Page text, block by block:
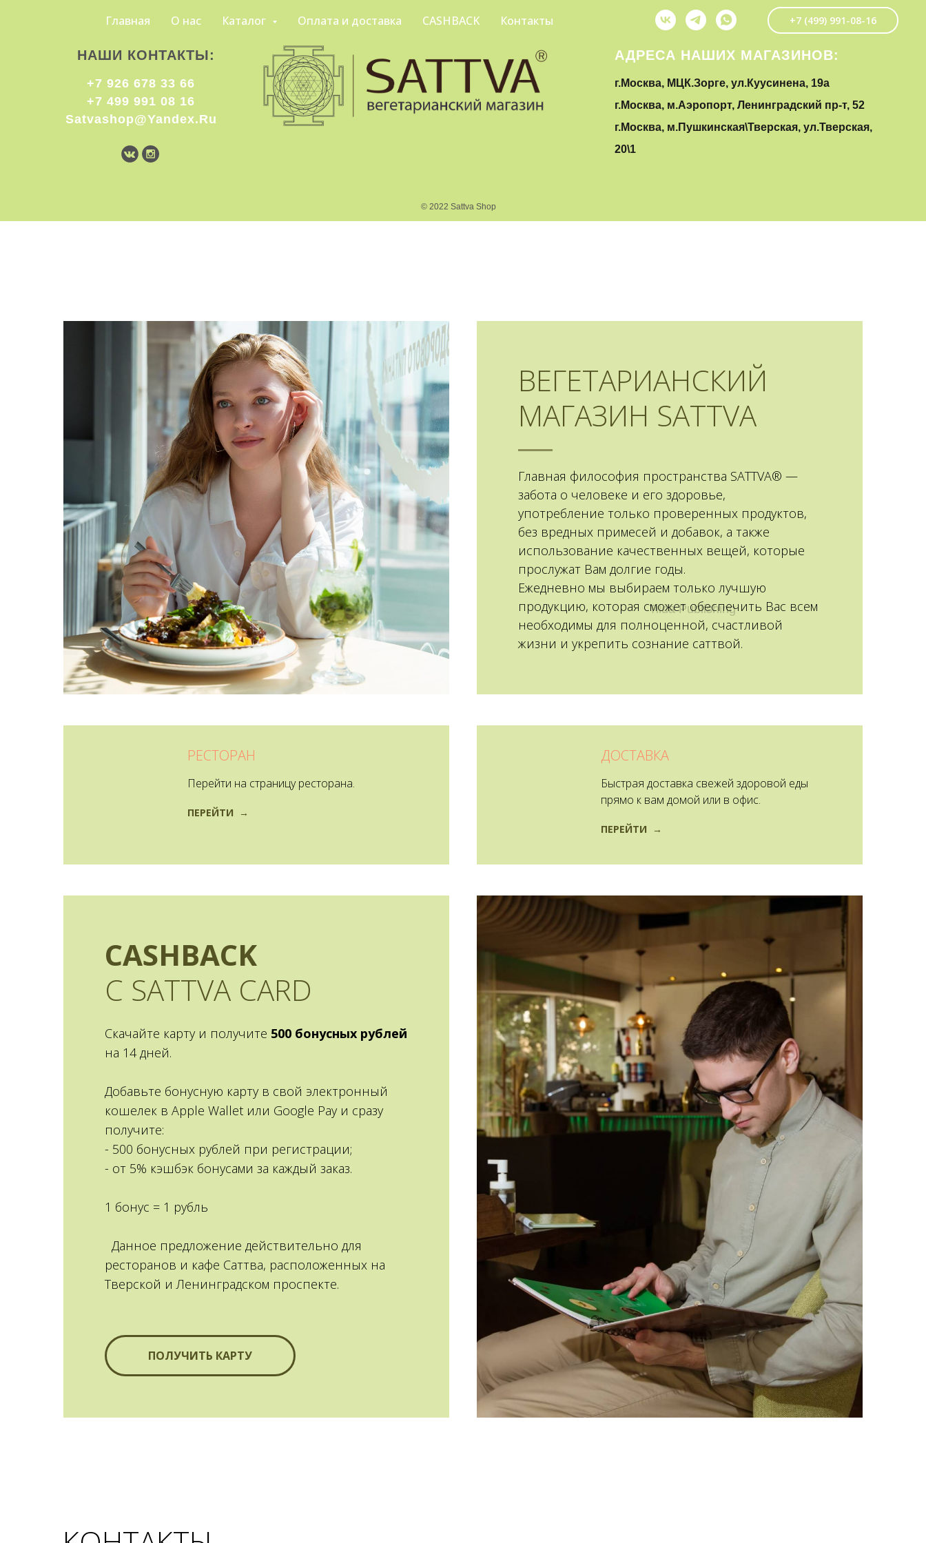
Главная О нас Каталог Оплата и доставка CASHBACK Контакты +7 (499) 991-08-16
АДРЕСА НАШИХ МАГАЗИНОВ:
г.Москва, МЦК.Зорге, ул.Куусинена, 19а
г.Москва, м.Аэропорт, Ленинградский пр-т, 52
г.Москва, м.Пушкинская\Тверская, ул.Тверская,
20\1
How to make a website
Design course
Explore
НАШИ КОНТАКТЫ:
+7 926 678 33 66
+7 499 991 08 16
Satvashop@yandex.ru
© 2022 Sattva Shop
Tilda Publishing
ВЕГЕТАРИАНСКИЙ
МАГАЗИН SATTVA
Главная философия пространства SATTVA® —
забота о человеке и его здоровье,
употребление только проверенных продуктов,
без вредных примесей и добавок, а также
использование качественных вещей, которые
прослужат Вам долгие годы.
Ежедневно мы выбираем только лучшую
продукцию, которая сможет обеспечить Вас всем
необходимы для полноценной, счастливой
жизни и укрепить сознание саттвой.
РЕСТОРАН
Перейти на страницу ресторана.
ПЕРЕЙТИ
ДОСТАВКА
Быстрая доставка свежей здоровой еды
прямо к вам домой или в офис.
ПЕРЕЙТИ
CASHBACK
С SATTVA CARD
Скачайте карту и получите 500 бонусных рублей
на 14 дней.
Добавьте бонусную карту в свой электронный
кошелек в Apple Wallet или Google Pay и сразу
получите:
- 500 бонусных рублей при регистрации;
- от 5% кэшбэк бонусами за каждый заказ.
1 бонус = 1 рубль
Данное предложение действительно для
ресторанов и кафе Саттва, расположенных на
Тверской и Ленинградском проспекте.
ПОЛУЧИТЬ КАРТУ